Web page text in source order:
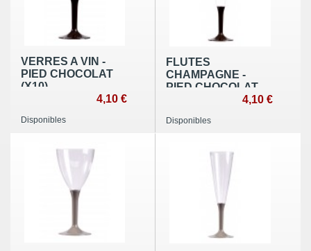
VERRES A VIN -
PIED CHOCOLAT
(X10)
4,10 €
Disponibles
FLUTES
CHAMPAGNE -
PIED CHOCOLAT
4,10 €
Disponibles